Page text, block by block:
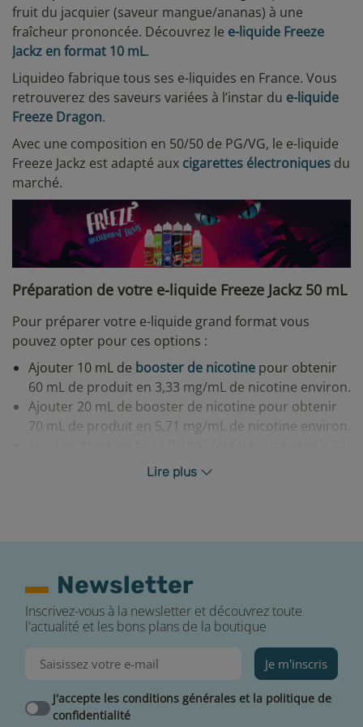
fruit du jacquier (saveur mangue/ananas) à une
fraîcheur prononcée. Découvrez le e-liquide Freeze
Jackz en format 10 mL.
Liquideo fabrique tous ses e-liquides en France. Vous
retrouverez des saveurs variées à l’instar du e-liquide
Freeze Dragon.
Avec une composition en 50/50 de PG/VG, le e-liquide
Freeze Jackz est adapté aux cigarettes électroniques du
marché.
Préparation de votre e-liquide Freeze Jackz 50 mL
Pour préparer votre e-liquide grand format vous
pouvez opter pour ces options :
Ajouter 10 mL de booster de nicotine pour obtenir
60 mL de produit en 3,33 mg/mL de nicotine environ.
Ajouter 20 mL de booster de nicotine pour obtenir
70 mL de produit en 5,71 mg/mL de nicotine environ.
mL de produit sans nicotine.
Conseils de conservation et d’utilisation pour le
e-liquide Liquideo
Lire plus
Newsletter
Inscrivez-vous à la newsletter et découvrez toute
l'actualité et les bons plans de la boutique
Je m'inscris
J'accepte les conditions générales et la politique de
confidentialité